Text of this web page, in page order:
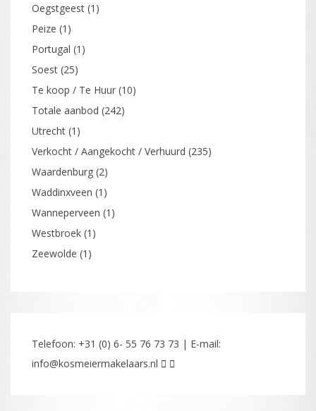
Oegstgeest (1)
Peize (1)
Portugal (1)
Soest (25)
Te koop / Te Huur (10)
Totale aanbod (242)
Utrecht (1)
Verkocht / Aangekocht / Verhuurd (235)
Waardenburg (2)
Waddinxveen (1)
Wanneperveen (1)
Westbroek (1)
Zeewolde (1)
Telefoon: +31 (0) 6- 55 76 73 73 | E-mail:
info@kosmeiermakelaars.nl